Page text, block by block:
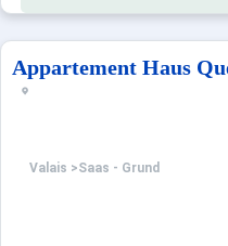
Appartement Haus
Valais >Saas - Grund